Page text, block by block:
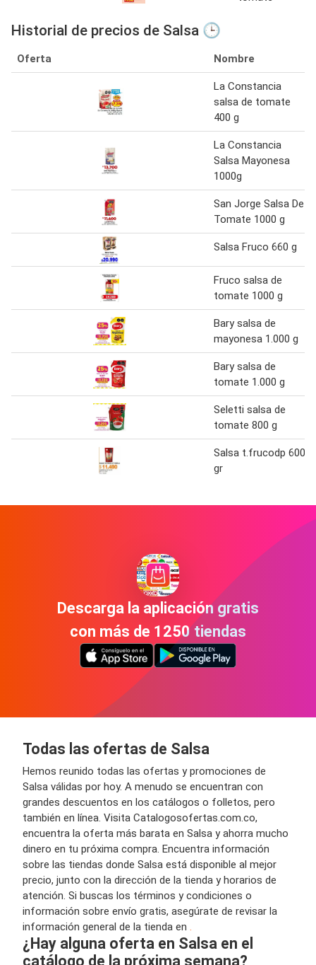
Historial de precios de Salsa 🕒
Oferta Nombre
La Constancia
salsa de tomate
400 g
La Constancia
Salsa Mayonesa
1000g
San Jorge Salsa De
Tomate 1000 g
Salsa Fruco 660 g
Fruco salsa de
tomate 1000 g
Bary salsa de
mayonesa 1.000 g
Bary salsa de
tomate 1.000 g
Seletti salsa de
tomate 800 g
Salsa t.frucodp 600
gr
Descarga la aplicación gratis
con más de 1250 tiendas
Todas las ofertas de Salsa
Hemos reunido todas las ofertas y promociones de
Salsa válidas por hoy. A menudo se encuentran con
grandes descuentos en los catálogos o folletos, pero
también en línea. Visita Catalogosofertas.com.co,
encuentra la oferta más barata en Salsa y ahorra mucho
dinero en tu próxima compra. Encuentra información
sobre las tiendas donde Salsa está disponible al mejor
precio, junto con la dirección de la tienda y horarios de
atención. Si buscas los términos y condiciones o
información sobre envío gratis, asegúrate de revisar la
información general de la tienda en
¿Hay alguna oferta en Salsa en el
catálogo de la próxima semana?